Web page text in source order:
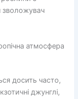
зволожувач
атмосфера
досить часто,
джунглі,